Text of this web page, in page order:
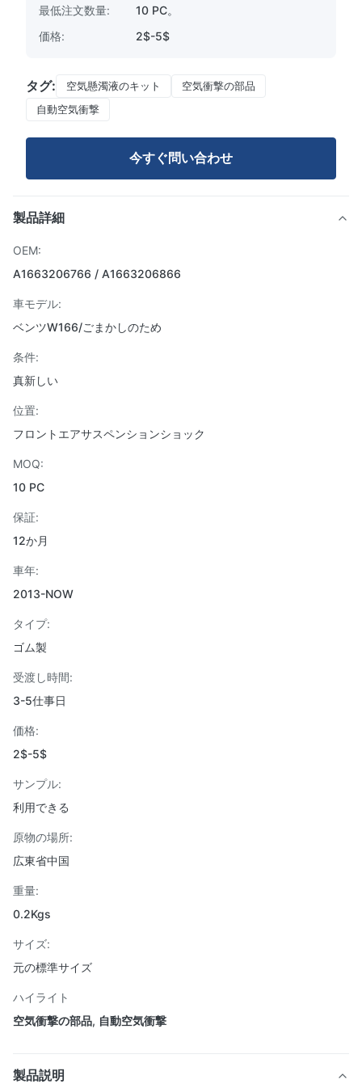
最低注文数量:
10 PC。
価格:
2$-5$
タグ: 空気懸濁液のキット
空気衝撃の部品
自動空気衝撃
今すぐ問い合わせ
製品詳細
OEM:
A1663206766 / A1663206866
車モデル:
ベンツW166/ごまかしのため
条件:
真新しい
位置:
フロントエアサスペンションショック
MOQ:
10 PC
保証:
12か月
車年:
2013-NOW
タイプ:
ゴム製
受渡し時間:
3-5仕事日
価格:
2$-5$
サンプル:
利用できる
原物の場所:
広東省中国
重量:
0.2Kgs
サイズ:
元の標準サイズ
ハイライト
空気衝撃の部品, 自動空気衝撃
製品説明